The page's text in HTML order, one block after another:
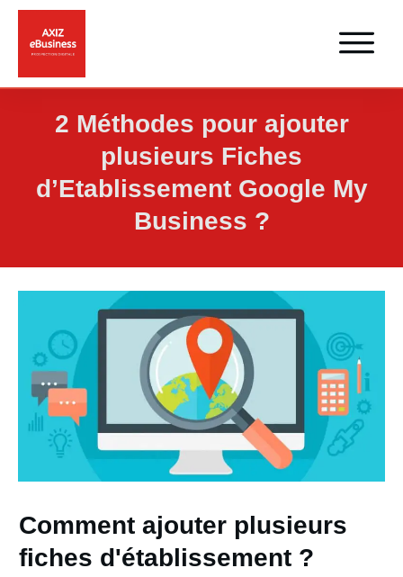
2 Méthodes pour ajouter
plusieurs Fiches
d’Etablissement Google My
Business ?
Comment ajouter plusieurs
fiches d'établissement ?